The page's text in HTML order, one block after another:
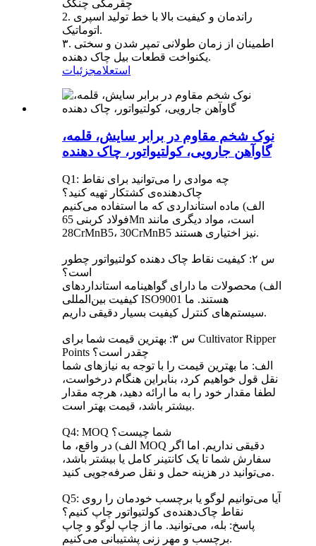
چقرمگی چنگک
2. راندمان و کیفیت بالا با خط تولید اسپری
اتوماتیک.
۳. اطمینان از زمان طولانی تمپر شدن و سختی
یکنواخت قطعات بیل چاک دهنده.
استعلامجزئیات
نوک شخم مقاوم در برابر سایش، قلمه،
گاوآهن جارویی، کولتیواتور، چاک دهنده
Q1: چه موادی را می‌توانید برای نقاط
چاک‌دهنده‌ی کشتکار تهیه کنید؟
الف) ماده استانداردی که ما استفاده می‌کنیم
فولاد کربنی 65Mn است، مواد دیگری مانند
28CrMnB5، 30CrMnB5 نیز اختیاری هستند.
س ۲: کیفیت نقاط چاک دهنده کولتیواتور چطور
است؟
الف) محصولات ما دارای گواهینامه استانداردهای
کیفیت بین‌المللی ISO9001 هستند. ما
سیستم‌های کنترل کیفیت بسیار دقیقی داریم.
س ۳: بهترین قیمت شما برای Cultivator Ripper
Points چقدر است؟
الف: ما بهترین قیمت را با توجه به نیازهای شما
نقل قول خواهیم کرد، بنابراین هنگام درخواست،
لطفا مقدار خود را به ما ارائه دهید، هرچه مقدار
بیشتر باشد، قیمت بهتر است.
Q4: MOQ شما چیست؟
الف) در واقع، ما MOQ دقیقی نداریم. اما اگر
سفارش شما تا یک کانتینر کامل یا بیشتر باشد،
می‌توانید در هزینه حمل و نقل صرفه‌جویی کنید.
Q5: آیا می‌توانیم لوگو یا برچسب خودمان را روی
نقاط چاک‌دهنده‌ی کولتیواتور چاپ کنیم؟
پاسخ: بله، می‌توانید. ما از چاپ لوگو و چاپ
برچسب و مهر زنی پشتیبانی می‌کنیم.